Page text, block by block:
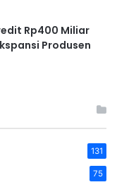
Rp400 Miliar
Produsen
131
75